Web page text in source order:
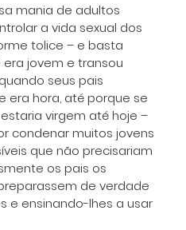
mania de adultos
a vida sexual dos
tolice – e basta
jovem e transou
seus pais
era hora, até porque se
virgem até hoje –
condenar muitos jovens
que não precisariam
os pais os
de verdade
e ensinando-lhes a usar